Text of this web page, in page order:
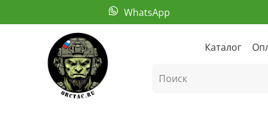
WhatsApp
Каталог